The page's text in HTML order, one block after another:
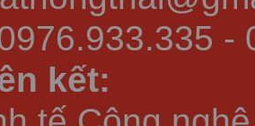
-
kết: